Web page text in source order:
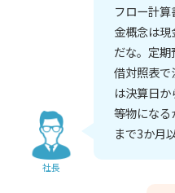
社長
フロー計
金概念は
だな。定
借対照表で
は決算日
等物になる
まで3か月